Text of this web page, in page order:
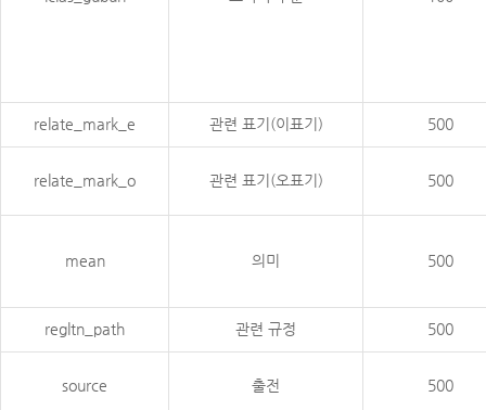
relate_mark_e 관련 표기(이표기) 500
relate_mark_o 관련 표기(오표기) 500
mean 의미 500
regltn_path 관련 규정 500
source 출전 500